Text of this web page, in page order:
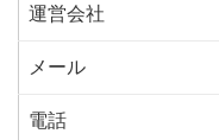
運営会社
メール
電話